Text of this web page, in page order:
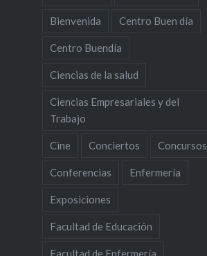
Bienvenida Centro Buen día
Centro Buendía
Ciencias de la salud
Ciencias Empresariales y del
Trabajo
Cine Conciertos Concursos
Conferencias Enfermería
Exposiciones
Facultad de Educación
Facultad de Enfermería